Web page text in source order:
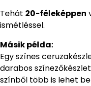
Tehát 20-féleképpen
ismétléssel.
Másik példa:
Egy színes
darabos
színből több is lehet